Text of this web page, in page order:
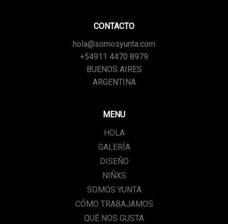
CONTACTO
hola@somosyunta.com
+54911 4470 8979
BUENOS AIRES
ARGENTINA
MENU
HOLA
GALERÍA
DISEÑO
NIÑXS
SOMOS YUNTA
CÓMO TRABAJAMOS
QUÉ NOS GUSTA